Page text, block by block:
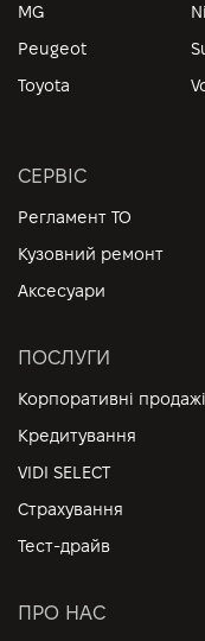
MG
Peugeot
Toyota
СЕРВІС
Регламент ТО
Кузовний ремонт
Аксесуари
ПОСЛУГИ
Корпоративні продажі
Кредитування
VIDI SELECT
Страхування
Тест-драйв
ПРО НАС